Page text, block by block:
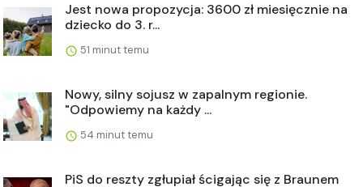
Jest nowa propozycja: 3600 zł miesięcznie na
dziecko do 3. r...
51 minut temu
Nowy, silny sojusz w zapalnym regionie.
"Odpowiemy na każdy ...
54 minut temu
PiS do reszty zgłupiał ścigając się z Braunem